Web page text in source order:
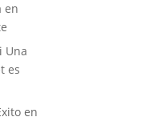
en
Una
es
en